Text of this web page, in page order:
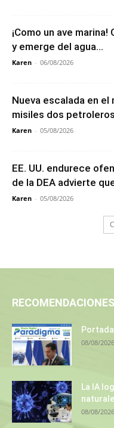
¡Como un ave
y emerge del agua...
Karen - 06/08/2026
Nueva escalada en
misiles dos
Karen - 05/08/2026
EE. UU. endurece
de la DEA advierte
Karen - 05/08/2026
08/08/2026
La IA
08/08/2026